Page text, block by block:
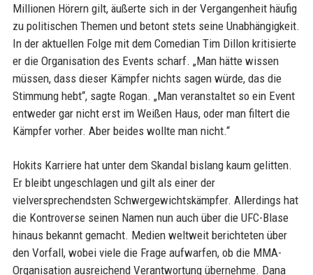
Millionen Hörern gilt, äußerte sich in der Vergangenheit häufig
zu politischen Themen und betont stets seine Unabhängigkeit.
In der aktuellen Folge mit dem Comedian Tim Dillon kritisierte
er die Organisation des Events scharf. „Man hätte wissen
müssen, dass dieser Kämpfer nichts sagen würde, das die
Stimmung hebt“, sagte Rogan. „Man veranstaltet so ein Event
entweder gar nicht erst im Weißen Haus, oder man filtert die
Kämpfer vorher. Aber beides wollte man nicht.“
Hokits Karriere hat unter dem Skandal bislang kaum gelitten.
Er bleibt ungeschlagen und gilt als einer der
vielversprechendsten Schwergewichtskämpfer. Allerdings hat
die Kontroverse seinen Namen nun auch über die UFC-Blase
hinaus bekannt gemacht. Medien weltweit berichteten über
den Vorfall, wobei viele die Frage aufwarfen, ob die MMA-
Organisation ausreichend Verantwortung übernehme. Dana